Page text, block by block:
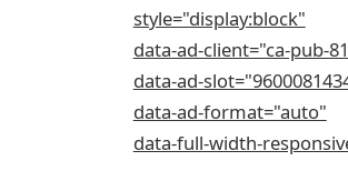
style="display:block"
data-ad-client="ca-pub-
data-ad-
data-ad-format="auto"
data-full-width-